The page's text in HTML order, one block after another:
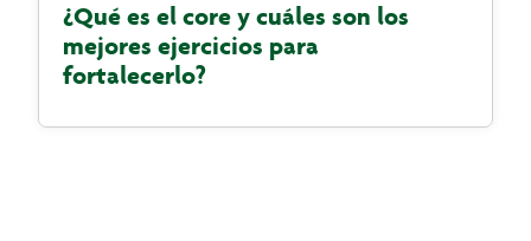
¿Qué es el core y cuáles son los
mejores ejercicios para
fortalecerlo?